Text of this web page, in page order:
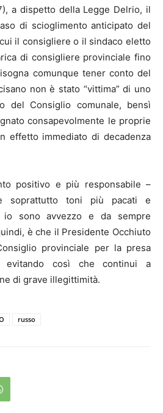
a dispetto della Legge Delrio, il
di scioglimento anticipato del
il consigliere o il sindaco eletto
di consigliere provinciale fino
comunque tener conto del
non è stato “vittima” di uno
del Consiglio comunale, bensì
consapevolmente le proprie
effetto immediato di decadenza
positivo e più responsabile –
soprattutto toni più pacati e
io sono avvezzo e da sempre
è che il Presidente Occhiuto
provinciale per la presa
evitando così che continui a
di grave illegittimità.
russo